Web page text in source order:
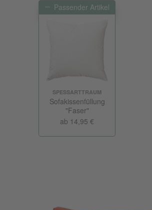
Passender Artikel
SPESSARTTRAUM
Sofakissenfüllung
"Faser"
ab 14,95 €